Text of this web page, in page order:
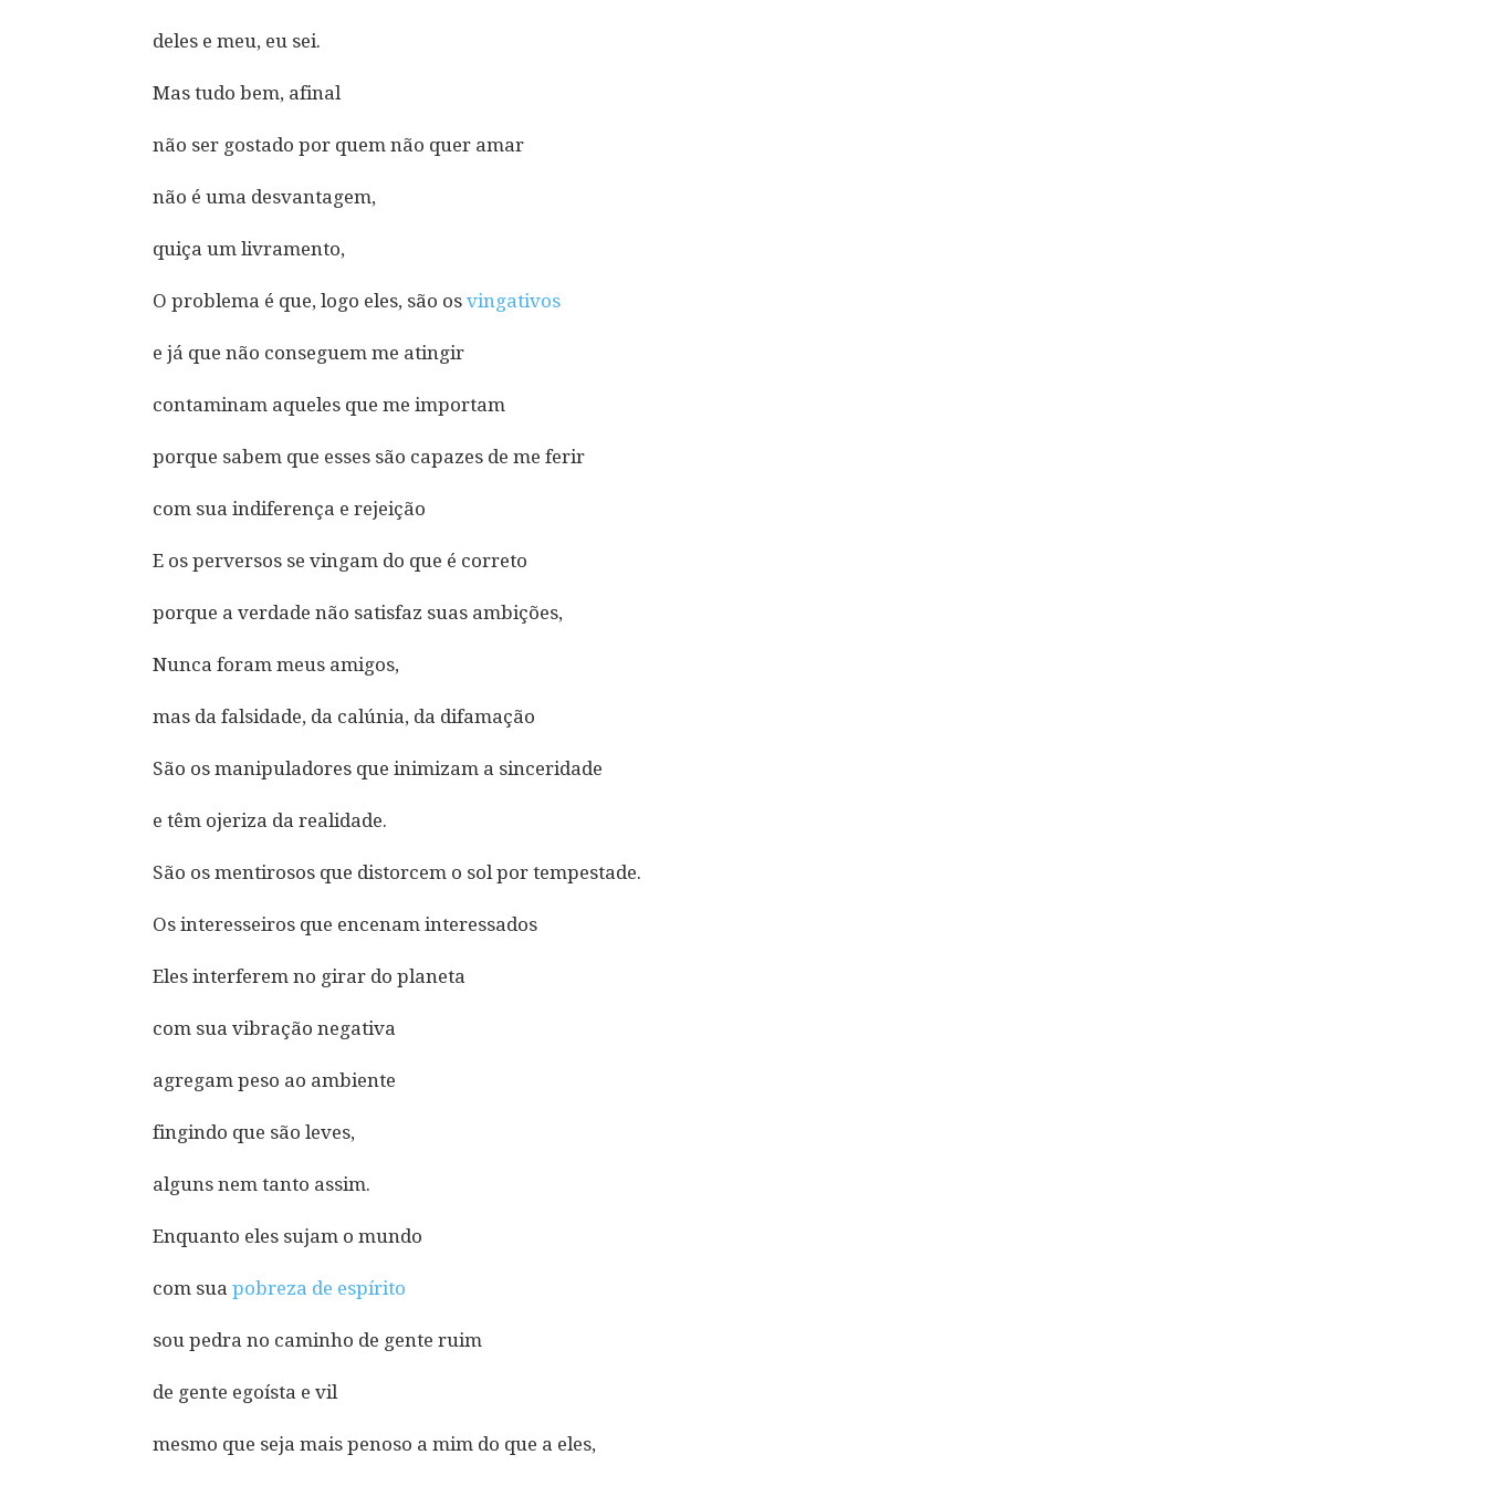
deles e meu, eu sei.
Mas tudo bem, afinal
não ser gostado por quem não quer amar
não é uma desvantagem,
quiça um livramento,
O problema é que, logo eles, são os vingativos
e já que não conseguem me atingir
contaminam aqueles que me importam
porque sabem que esses são capazes de me ferir
com sua indiferença e rejeição
E os perversos se vingam do que é correto
porque a verdade não satisfaz suas ambições,
Nunca foram meus amigos,
mas da falsidade, da calúnia, da difamação
São os manipuladores que inimizam a sinceridade
e têm ojeriza da realidade.
São os mentirosos que distorcem o sol por tempestade.
Os interesseiros que encenam interessados
Eles interferem no girar do planeta
com sua vibração negativa
agregam peso ao ambiente
fingindo que são leves,
alguns nem tanto assim.
Enquanto eles sujam o mundo
com sua pobreza de espírito
sou pedra no caminho de gente ruim
de gente egoísta e vil
mesmo que seja mais penoso a mim do que a eles,